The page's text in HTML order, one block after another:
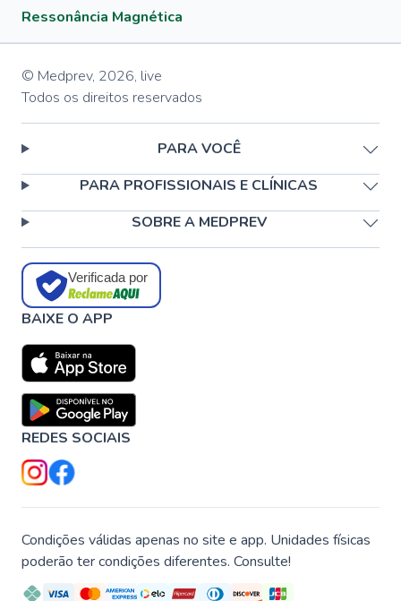
Ressonância Magnética
© Medprev, 2026, live
Todos os direitos reservados
PARA VOCÊ
PARA PROFISSIONAIS E CLÍNICAS
SOBRE A MEDPREV
Verificada por
BAIXE O APP
REDES SOCIAIS
Condições válidas apenas no site e app. Unidades físicas
poderão ter condições diferentes. Consulte!